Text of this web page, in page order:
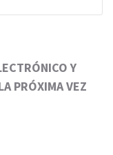
Y
PRÓXIMA VEZ